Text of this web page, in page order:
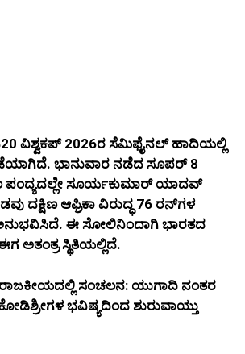
ವಿಶ್ವಕಪ್ 2026ರ ಸೆಮಿಫೈನಲ್ ಹಾದಿಯಲ್ಲಿ
ಭಾನುವಾರ ನಡೆದ ಸೂಪರ್ 8
ಪಂದ್ಯದಲ್ಲೇ ಸೂರ್ಯಕುಮಾರ್ ಯಾದವ್
ದಕ್ಷಿಣ ಆಫ್ರಿಕಾ ವಿರುದ್ಧ 76 ರನ್‌ಗಳ
ಈ ಸೋಲಿನಿಂದಾಗಿ ಭಾರತದ
ಅತಂತ್ರ ಸ್ಥಿತಿಯಲ್ಲಿದೆ.
ರಾಜಕೀಯದಲ್ಲಿ ಸಂಚಲನ: ಯುಗಾದಿ ನಂತರ
ಭವಿಷ್ಯದಿಂದ ಶುರುವಾಯ್ತು